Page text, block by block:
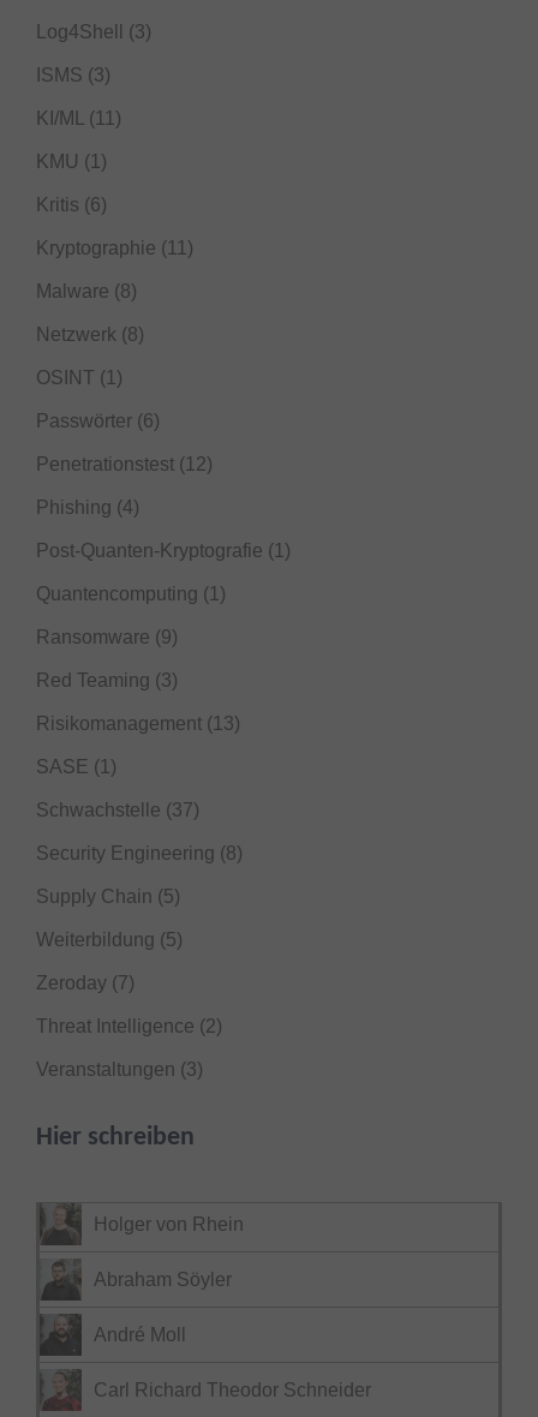
Log4Shell (3)
ISMS (3)
KI/ML (11)
KMU (1)
Kritis (6)
Kryptographie (11)
Malware (8)
Netzwerk (8)
OSINT (1)
Passwörter (6)
Penetrationstest (12)
Phishing (4)
Post-Quanten-Kryptografie (1)
Quantencomputing (1)
Ransomware (9)
Red Teaming (3)
Risikomanagement (13)
SASE (1)
Schwachstelle (37)
Security Engineering (8)
Supply Chain (5)
Weiterbildung (5)
Zeroday (7)
Threat Intelligence (2)
Veranstaltungen (3)
Hier schreiben
Holger von Rhein
Abraham Söyler
André Moll
Carl Richard Theodor Schneider